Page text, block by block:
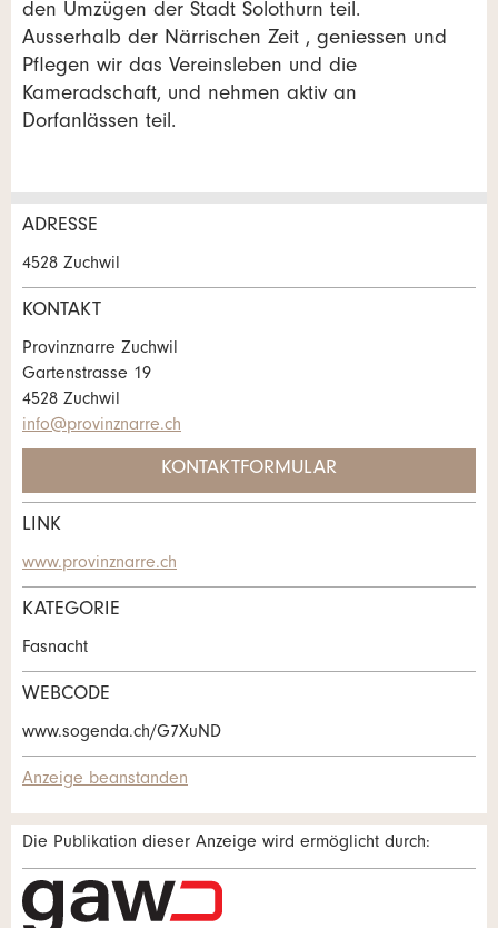
den Umzügen der Stadt Solothurn teil.
Ausserhalb der Närrischen Zeit , geniessen und
Pflegen wir das Vereinsleben und die
Kameradschaft, und nehmen aktiv an
Dorfanlässen teil.
Anzeige beanstanden
Ihr Feedback wird sehr geschätzt!
Allgemeines Feedback
Anzeige nicht mehr gültig
Anzeige unvollständig
* Eingabe erforderlich
Zur Qualitätssicherung wird eine Kopie der E-Mail an
Anzeige weiterempfehlen
Empfehlen Sie diese Anzeige an Freunde weiter.
ANZEIGE WEITEREMPFEHLEN
ADRESSE
4528 Zuchwil
KONTAKT
Provinznarre Zuchwil
Gartenstrasse 19
4528 Zuchwil
info@provinznarre.ch
KONTAKTFORMULAR
Kontakt
Verfassen Sie eine Nachricht für die
Kontaktpersonen dieser Anzeige.
Adresse
LINK
www.provinznarre.ch
KATEGORIE
Fasnacht
WEBCODE
www.sogenda.ch/G7XuND
Anzeige beanstanden
Die Publikation dieser Anzeige wird ermöglicht durch: